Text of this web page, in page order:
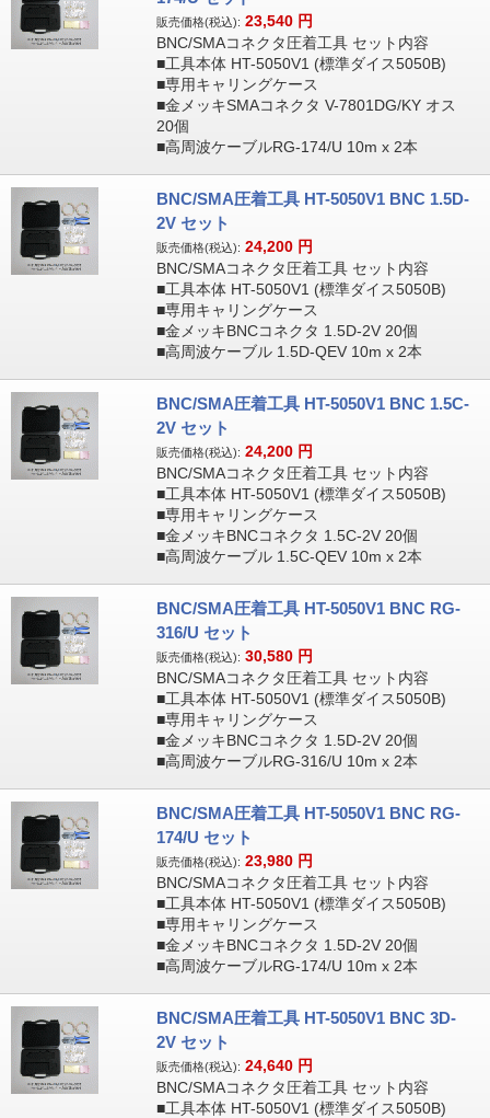
販売価格(税込): 23,540 円
BNC/SMAコネクタ圧着工具 セット内容
■工具本体 HT-5050V1 (標準ダイス5050B)
■専用キャリングケース
■金メッキSMAコネクタ V-7801DG/KY オス
20個
■高周波ケーブルRG-174/U 10m x 2本
BNC/SMA圧着工具 HT-5050V1 BNC 1.5D-
2V セット
販売価格(税込): 24,200 円
BNC/SMAコネクタ圧着工具 セット内容
■工具本体 HT-5050V1 (標準ダイス5050B)
■専用キャリングケース
■金メッキBNCコネクタ 1.5D-2V 20個
■高周波ケーブル 1.5D-QEV 10m x 2本
BNC/SMA圧着工具 HT-5050V1 BNC 1.5C-
2V セット
販売価格(税込): 24,200 円
BNC/SMAコネクタ圧着工具 セット内容
■工具本体 HT-5050V1 (標準ダイス5050B)
■専用キャリングケース
■金メッキBNCコネクタ 1.5C-2V 20個
■高周波ケーブル 1.5C-QEV 10m x 2本
BNC/SMA圧着工具 HT-5050V1 BNC RG-
316/U セット
販売価格(税込): 30,580 円
BNC/SMAコネクタ圧着工具 セット内容
■工具本体 HT-5050V1 (標準ダイス5050B)
■専用キャリングケース
■金メッキBNCコネクタ 1.5D-2V 20個
■高周波ケーブルRG-316/U 10m x 2本
BNC/SMA圧着工具 HT-5050V1 BNC RG-
174/U セット
販売価格(税込): 23,980 円
BNC/SMAコネクタ圧着工具 セット内容
■工具本体 HT-5050V1 (標準ダイス5050B)
■専用キャリングケース
■金メッキBNCコネクタ 1.5D-2V 20個
■高周波ケーブルRG-174/U 10m x 2本
BNC/SMA圧着工具 HT-5050V1 BNC 3D-
2V セット
販売価格(税込): 24,640 円
BNC/SMAコネクタ圧着工具 セット内容
■工具本体 HT-5050V1 (標準ダイス5050B)